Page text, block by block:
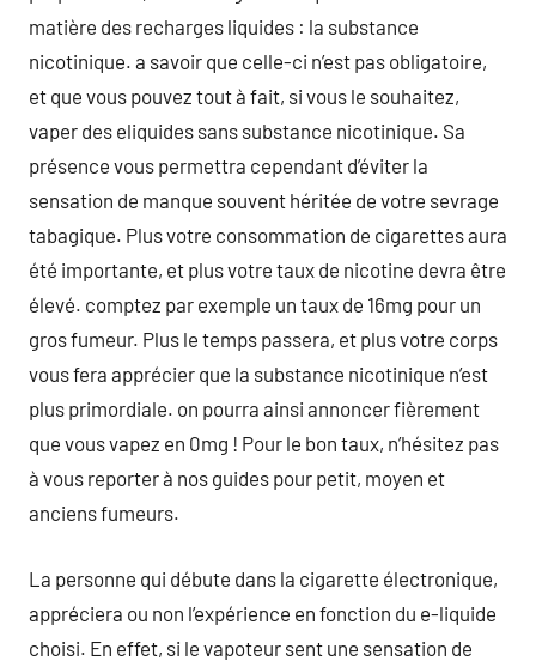
matière des recharges liquides : la substance
nicotinique. a savoir que celle-ci n’est pas obligatoire,
et que vous pouvez tout à fait, si vous le souhaitez,
vaper des eliquides sans substance nicotinique. Sa
présence vous permettra cependant d’éviter la
sensation de manque souvent héritée de votre sevrage
tabagique. Plus votre consommation de cigarettes aura
été importante, et plus votre taux de nicotine devra être
élevé. comptez par exemple un taux de 16mg pour un
gros fumeur. Plus le temps passera, et plus votre corps
vous fera apprécier que la substance nicotinique n’est
plus primordiale. on pourra ainsi annoncer fièrement
que vous vapez en 0mg ! Pour le bon taux, n’hésitez pas
à vous reporter à nos guides pour petit, moyen et
anciens fumeurs.
La personne qui débute dans la cigarette électronique,
appréciera ou non l’expérience en fonction du e-liquide
choisi. En effet, si le vapoteur sent une sensation de